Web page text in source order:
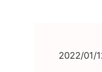
2022/01/